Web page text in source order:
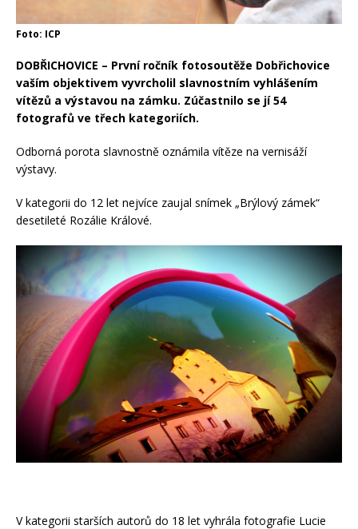
Foto: ICP
DOBŘICHOVICE – První ročník fotosoutěže Dobřichovice
vaším objektivem vyvrcholil slavnostním vyhlášením
vítězů a výstavou na zámku. Zúčastnilo se jí 54
fotografů ve třech kategoriích.
Odborná porota slavnostně oznámila vítěze na vernisáží
výstavy.
V kategorii do 12 let nejvíce zaujal snímek „Brýlový zámek“
desetileté Rozálie Králové.
V kategorii starších autorů do 18 let vyhrála fotografie Lucie